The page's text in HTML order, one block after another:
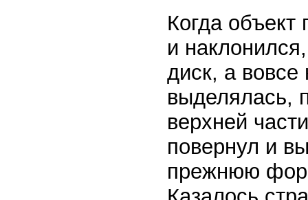
Когда
и
диск, а
выделялась,
верхней
повернул и
прежнюю